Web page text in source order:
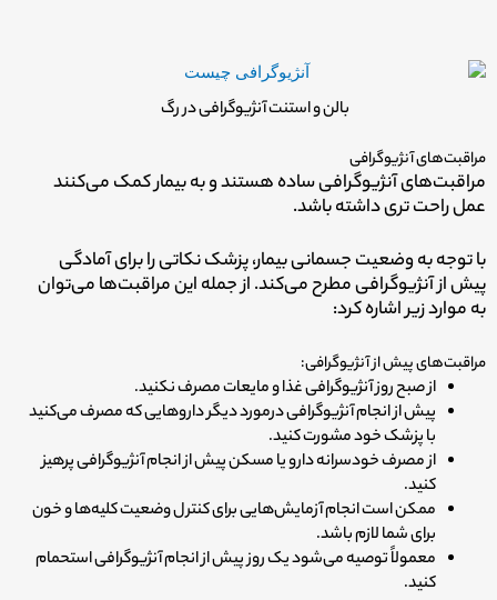
بالن و استنت آنژیوگرافی در رگ
مراقبت‌های آنژیوگرافی
مراقبت‌های آنژیوگرافی ساده هستند و به بیمار کمک می‌کنند
عمل راحت تری داشته باشد.
با توجه به وضعیت جسمانی بیمار، پزشک نکاتی را برای آمادگی
پیش از آنژیوگرافی مطرح می‌کند. از جمله این مراقبت‌ها می‌توان
به موارد زیر اشاره کرد:
مراقبت­‌های پیش از آنژیوگرافی:
از صبح روز آنژیوگرافی غذا و مایعات مصرف نکنید.
پیش از انجام آنژیوگرافی درمورد دیگر داروهایی که مصرف می­‌کنید
با پزشک خود مشورت کنید.
از مصرف خودسرانه دارو یا مسکن پیش از انجام آنژیوگرافی پرهیز
کنید.
ممکن است انجام آزمایش‌هایی برای کنترل وضعیت کلیه‌ها و خون
برای شما لازم باشد.
معمولاً توصیه می‌­شود یک روز پیش از انجام آنژیوگرافی استحمام
کنید.